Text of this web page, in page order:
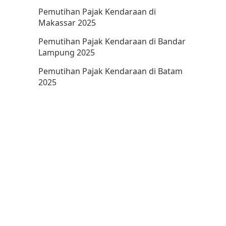
Pemutihan Pajak Kendaraan di
Makassar 2025
Pemutihan Pajak Kendaraan di Bandar
Lampung 2025
Pemutihan Pajak Kendaraan di Batam
2025